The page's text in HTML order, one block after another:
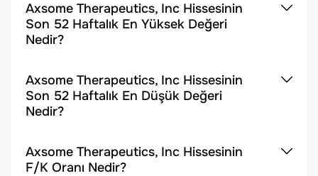
Axsome Therapeutics, Inc Hissesinin
Son 52 Haftalık En Yüksek Değeri
Nedir?
Axsome Therapeutics, Inc Hissesinin
Son 52 Haftalık En Düşük Değeri
Nedir?
Axsome Therapeutics, Inc Hissesinin
F/K Oranı Nedir?